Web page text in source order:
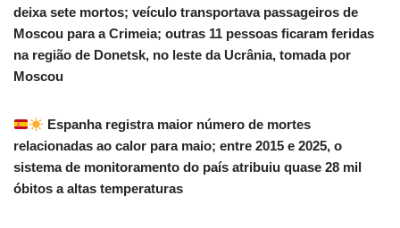
deixa sete mortos; veículo transportava passageiros de
Moscou para a Crimeia; outras 11 pessoas ficaram feridas
na região de Donetsk, no leste da Ucrânia, tomada por
Moscou
Espanha registra maior número de mortes
relacionadas ao calor para maio; entre 2015 e 2025, o
sistema de monitoramento do país atribuiu quase 28 mil
óbitos a altas temperaturas